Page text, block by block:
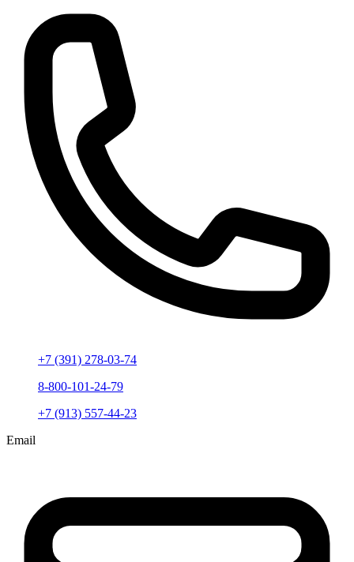
+7 (391) 278-03-74
8-800-101-24-79
+7 (913) 557-44-23
Email